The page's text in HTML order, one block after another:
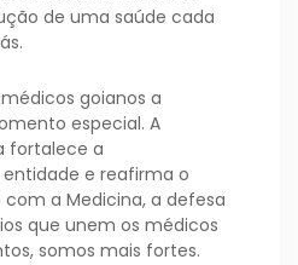
de uma saúde cada
goianos a
especial. A
fortalece a
e reafirma o
a Medicina, a defesa
que unem os médicos
somos mais fortes.